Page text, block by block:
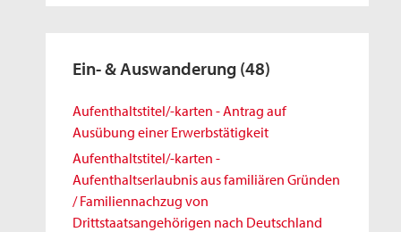
Ein- & Auswanderung (48)
Aufenthaltstitel/-karten - Antrag auf
Ausübung einer Erwerbstätigkeit
Aufenthaltstitel/-karten -
Aufenthaltserlaubnis aus familiären Gründen
/ Familiennachzug von
Drittstaatsangehörigen nach Deutschland